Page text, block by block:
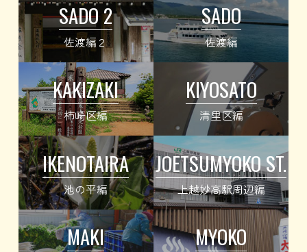
SADO 2
佐渡編２
SADO
佐渡編
KAKIZAKI
柿崎区編
KIYOSATO
清里区編
IKENOTAIRA
池の平編
JOETSUMYOKO ST.
上越妙高駅周辺編
MAKI MYOKO